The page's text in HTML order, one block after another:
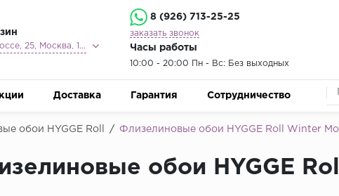
Ленинградское шоссе, 25, Москва, 125212
8 (926) 713-25-25
заказать звонок
Часы работы
10:00 - 20:00 Пн - Вс: Без выходных
Доставка Гарантия Сотрудничество
обои HYGGE Roll / Флизелиновые обои HYGGE Roll Winter
обои HYGGE